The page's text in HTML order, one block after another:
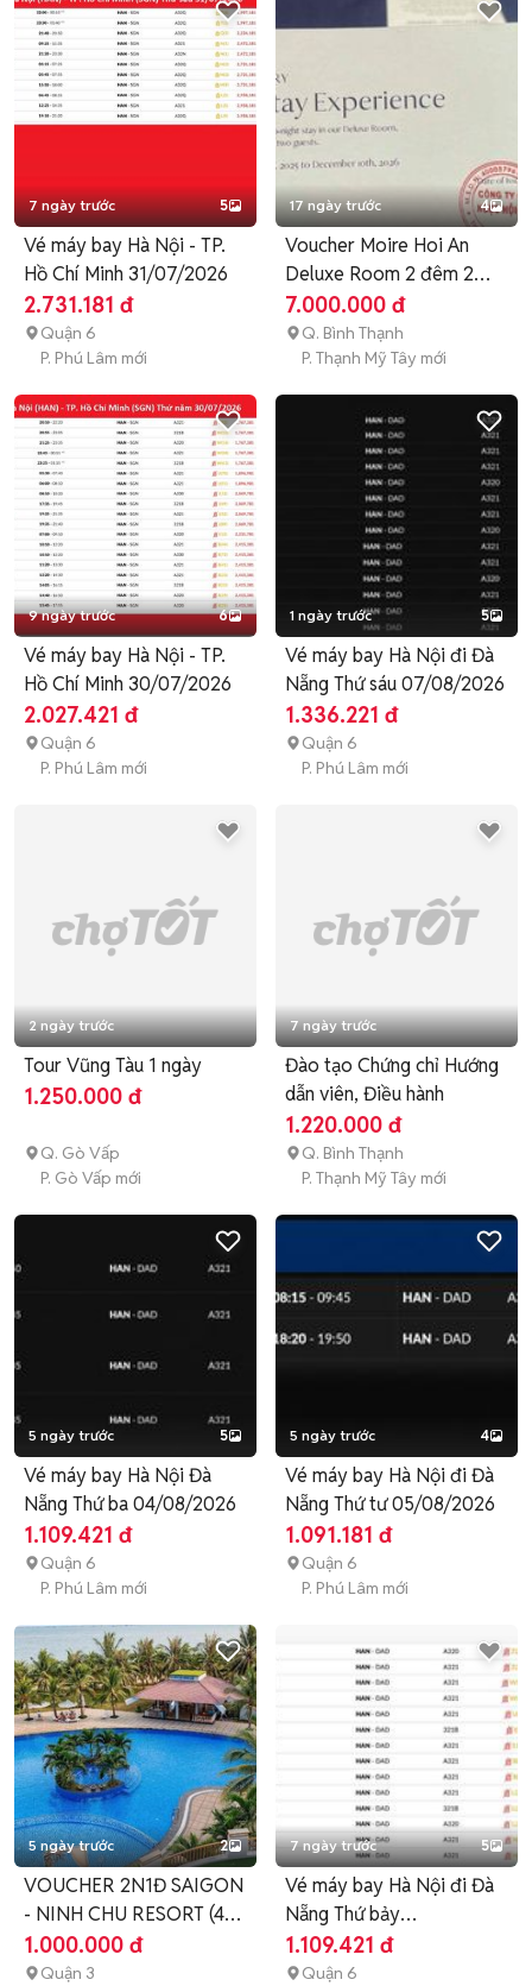
7 ngày trước 5
Vé máy bay Hà Nội - TP.
Hồ Chí Minh 31/07/2026
2.731.181 đ
Quận 6
P. Phú Lâm mới
17 ngày trước 4
Voucher Moire Hoi An
Deluxe Room 2 đêm 2
người
7.000.000 đ
Q. Bình Thạnh
P. Thạnh Mỹ Tây mới
9 ngày trước 6
Vé máy bay Hà Nội - TP.
Hồ Chí Minh 30/07/2026
2.027.421 đ
Quận 6
P. Phú Lâm mới
1 ngày trước 5
Vé máy bay Hà Nội đi Đà
Nẵng Thứ sáu 07/08/2026
1.336.221 đ
Quận 6
P. Phú Lâm mới
2 ngày trước
Tour Vũng Tàu 1 ngày
1.250.000 đ
Q. Gò Vấp
P. Gò Vấp mới
7 ngày trước
Đào tạo Chứng chỉ Hướng
dẫn viên, Điều hành
1.220.000 đ
Q. Bình Thạnh
P. Thạnh Mỹ Tây mới
5 ngày trước 5
Vé máy bay Hà Nội Đà
Nẵng Thứ ba 04/08/2026
1.109.421 đ
Quận 6
P. Phú Lâm mới
5 ngày trước 4
Vé máy bay Hà Nội đi Đà
Nẵng Thứ tư 05/08/2026
1.091.181 đ
Quận 6
P. Phú Lâm mới
5 ngày trước 2
VOUCHER 2N1Đ SAIGON
- NINH CHU RESORT (4
SAO)
1.000.000 đ
Quận 3
7 ngày trước 5
Vé máy bay Hà Nội đi Đà
Nẵng Thứ bảy
01/08/2026
1.109.421 đ
Quận 6